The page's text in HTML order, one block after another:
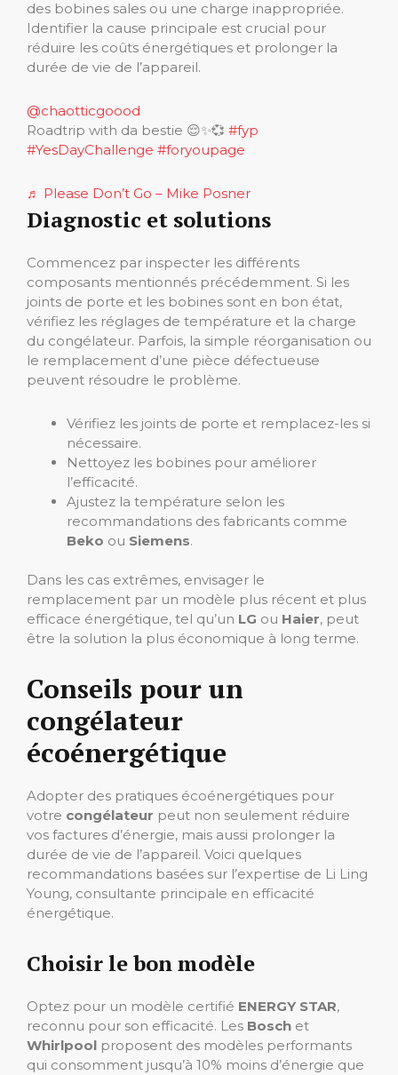
des bobines sales ou une charge inappropriée.
Identifier la cause principale est crucial pour
réduire les coûts énergétiques et prolonger la
durée de vie de l’appareil.
@chaotticgoood
Roadtrip with da bestie 😌✨💞 #fyp
#YesDayChallenge #foryoupage
♬ Please Don’t Go – Mike Posner
Diagnostic et solutions
Commencez par inspecter les différents
composants mentionnés précédemment. Si les
joints de porte et les bobines sont en bon état,
vérifiez les réglages de température et la charge
du congélateur. Parfois, la simple réorganisation ou
le remplacement d’une pièce défectueuse
peuvent résoudre le problème.
Vérifiez les joints de porte et remplacez-les si
nécessaire.
Nettoyez les bobines pour améliorer
l’efficacité.
Ajustez la température selon les
recommandations des fabricants comme
Beko ou Siemens.
Dans les cas extrêmes, envisager le
remplacement par un modèle plus récent et plus
efficace énergétique, tel qu’un LG ou Haier, peut
être la solution la plus économique à long terme.
Conseils pour un
congélateur
écoénergétique
Adopter des pratiques écoénergétiques pour
votre congélateur peut non seulement réduire
vos factures d’énergie, mais aussi prolonger la
durée de vie de l’appareil. Voici quelques
recommandations basées sur l’expertise de Li Ling
Young, consultante principale en efficacité
énergétique.
Choisir le bon modèle
Optez pour un modèle certifié ENERGY STAR,
reconnu pour son efficacité. Les Bosch et
Whirlpool proposent des modèles performants
qui consomment jusqu’à 10% moins d’énergie que